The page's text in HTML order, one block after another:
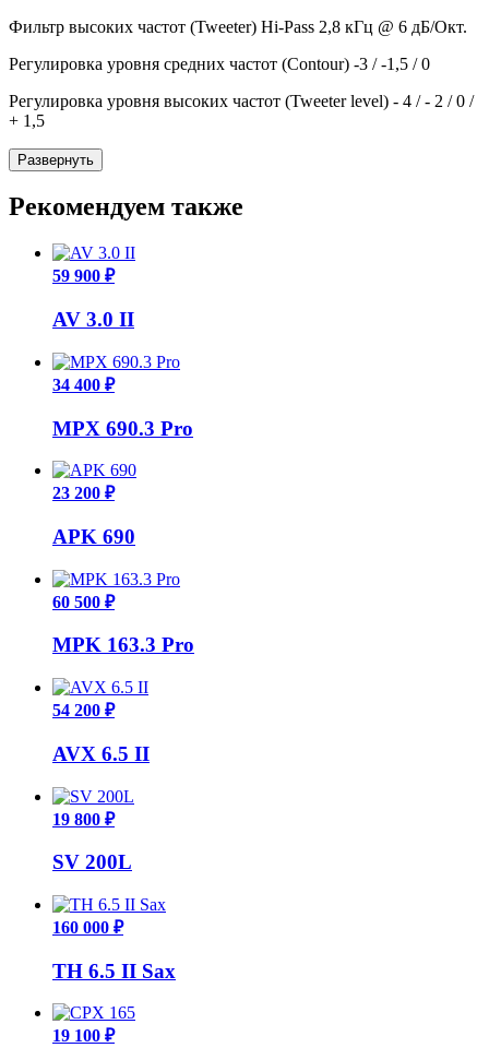
Фильтр высоких частот (Tweeter) Hi-Pass 2,8 кГц @ 6 дБ/Окт.
Регулировка уровня средних частот (Contour) -3 / -1,5 / 0
Регулировка уровня высоких частот (Tweeter level) - 4 / - 2 / 0 /
+ 1,5
Развернуть
Рекомендуем также
59 900 ₽
AV 3.0 II
34 400 ₽
MPX 690.3 Pro
23 200 ₽
APK 690
60 500 ₽
MPK 163.3 Pro
54 200 ₽
AVX 6.5 II
19 800 ₽
SV 200L
160 000 ₽
TH 6.5 II Sax
19 100 ₽